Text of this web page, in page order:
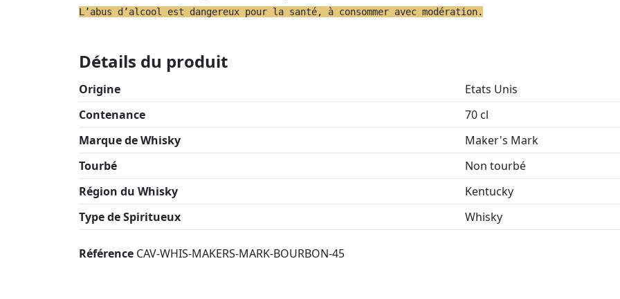
L’abus d’alcool est dangereux pour la santé, à consommer avec modération.
Détails du produit
Origine
Etats Unis
Contenance
70 cl
Marque de Whisky
Maker's Mark
Tourbé
Non tourbé
Région du Whisky
Kentucky
Type de Spiritueux
Whisky
Référence CAV-WHIS-MAKERS-MARK-BOURBON-45